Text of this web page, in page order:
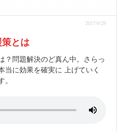
2017/6/29
とは
？問題解決のど真ん中。さらっ
当に効果を確実に 上げていく
。